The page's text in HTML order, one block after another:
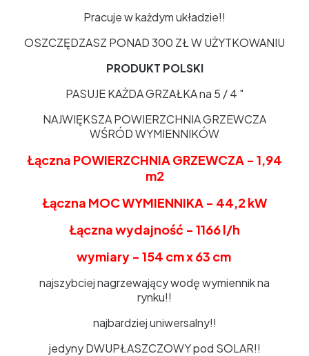
Pracuje w każdym układzie!!
OSZCZĘDZASZ PONAD 300 ZŁ W UŻYTKOWANIU
PRODUKT POLSKI
PASUJE KAŻDA GRZAŁKA na 5 / 4 "
NAJWIĘKSZA POWIERZCHNIA GRZEWCZA
WŚRÓD WYMIENNIKÓW
Łączna POWIERZCHNIA GRZEWCZA - 1,94
m2
Łączna MOC WYMIENNIKA - 44,2 kW
Łączna wydajność - 1166 l/h
wymiary - 154 cm x 63 cm
najszybciej nagrzewający wodę wymiennik na
rynku!!
najbardziej uniwersalny!!
jedyny DWUPŁASZCZOWY pod SOLAR!!